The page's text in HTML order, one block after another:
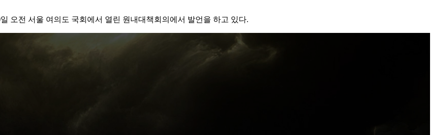
오전 서울 여의도 국회에서 열린 원내대책회의에서 발언을 하고 있다.